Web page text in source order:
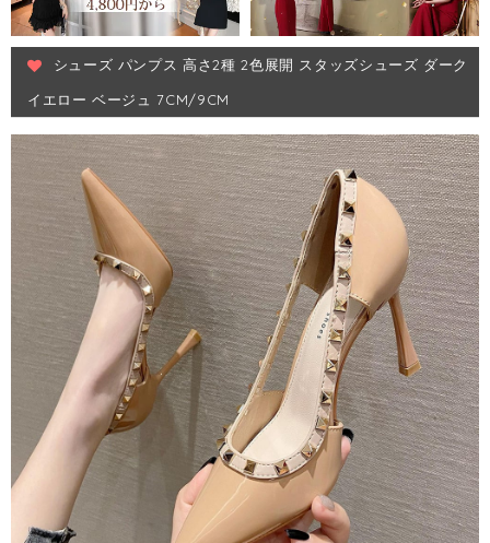
シューズ パンプス 高さ2種 2色展開 スタッズシューズ ダーク
イエロー ベージュ 7CM/9CM